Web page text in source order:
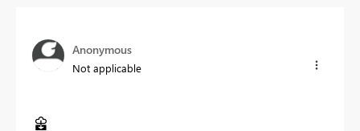
Anonymous
Not applicable